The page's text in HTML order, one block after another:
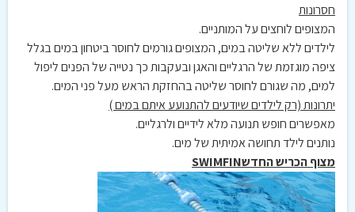
חסרונות
המצופים לוחצים על המותניים.
לילדים ללא שליטה במים, המצופים גורמים לחוסר ביטחון במים בגלל
ציפה מוגזמת של הרגליים והאגן ובעקבות כך נטייה של הפנים ליפול
למים, מה שגורם לחוסר שליטה בהחזקת הראש מעל פני המים.
יתרונות (רק לילדים שיודעים להתנועע איתם במים )
מאפשרים חופש תנועה מלא לידיים ולרגליים.
נותנים לילד תחושה אמיתית של מים.
מצוף הכריש החדשSWIMFIN